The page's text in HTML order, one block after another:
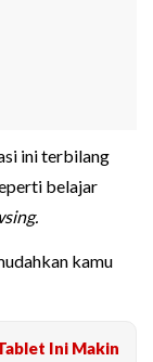
ini terbilang
belajar
kamu
Ini Makin